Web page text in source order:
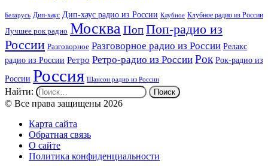
Беларусь Дип-хаус Дип-хаус радио из России Клубное Клубное радио из России
Лучшее рок радио МоскваПопПоп-радио из
России Разговорное Разговорное радио из России Релакс
радио из России Ретро Ретро-радио из России Рок Рок-радио из
России Россия Шансон радио из России
Найти:
© Все права защищены 2026
Карта сайта
Обратная связь
О сайте
Политика конфиденциальности